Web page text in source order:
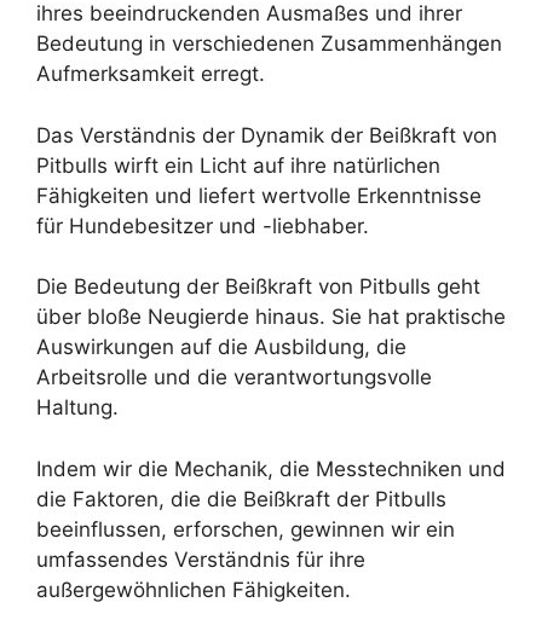
ihres beeindruckenden Ausmaßes und ihrer
Bedeutung in verschiedenen Zusammenhängen
Aufmerksamkeit erregt.
Das Verständnis der Dynamik der Beißkraft von
Pitbulls wirft ein Licht auf ihre natürlichen
Fähigkeiten und liefert wertvolle Erkenntnisse
für Hundebesitzer und -liebhaber.
Die Bedeutung der Beißkraft von Pitbulls geht
über bloße Neugierde hinaus. Sie hat praktische
Auswirkungen auf die Ausbildung, die
Arbeitsrolle und die verantwortungsvolle
Haltung.
Indem wir die Mechanik, die Messtechniken und
die Faktoren, die die Beißkraft der Pitbulls
beeinflussen, erforschen, gewinnen wir ein
umfassendes Verständnis für ihre
außergewöhnlichen Fähigkeiten.